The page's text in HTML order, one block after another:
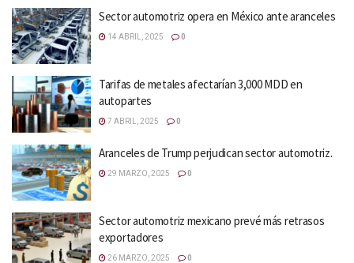
Sector automotriz opera en México ante aranceles
14 ABRIL, 2025 0
Tarifas de metales afectarían 3,000 MDD en
autopartes
7 ABRIL, 2025 0
Aranceles de Trump perjudican sector automotriz.
29 MARZO, 2025 0
Sector automotriz mexicano prevé más retrasos
exportadores
26 MARZO, 2025 0